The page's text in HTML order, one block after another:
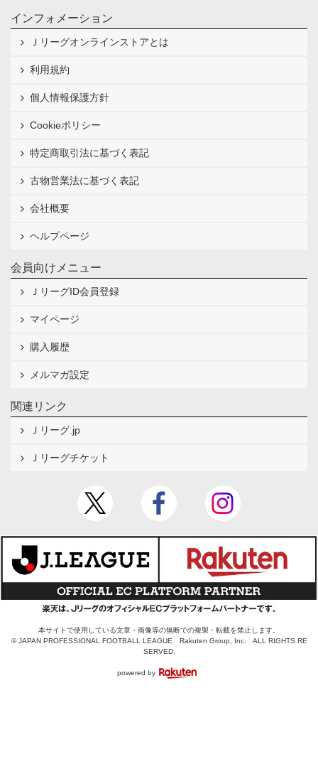
インフォメーション
Ｊリーグオンラインストアとは
利用規約
個人情報保護方針
Cookieポリシー
特定商取引法に基づく表記
古物営業法に基づく表記
会社概要
ヘルプページ
会員向けメニュー
ＪリーグID会員登録
マイページ
購入履歴
メルマガ設定
関連リンク
Ｊリーグ.jp
Ｊリーグチケット
本サイトで使用している文章・画像等の無断での複製・転載を禁止します。
© JAPAN PROFESSIONAL FOOTBALL LEAGUE Rakuten Group, Inc. ALL RIGHTS RE
SERVED.
powered by